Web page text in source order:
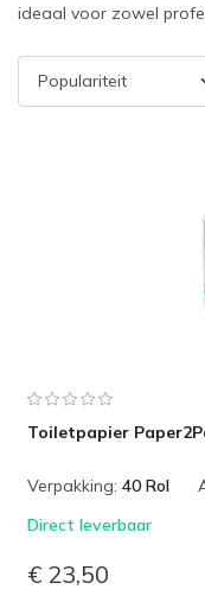
ideaal voor zowel
Toiletpapier
Verpakking: 40 Rol
Direct leverbaar
€ 23,50